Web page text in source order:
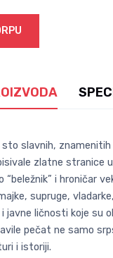
sto slavnih,
zlatne stranice
“beležnik” i hroničar
supruge,
ličnosti koje su
pečat ne samo
i istoriji.